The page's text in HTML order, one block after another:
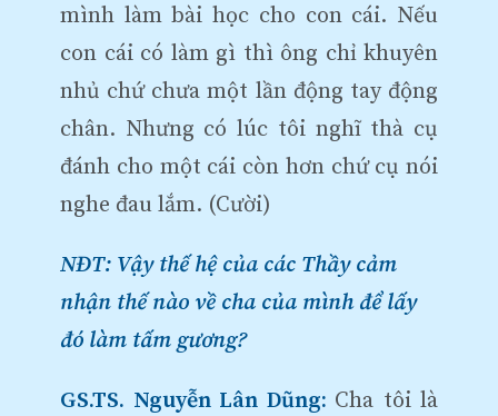
mình làm bài học cho con cái. Nếu
con cái có làm gì thì ông chỉ khuyên
nhủ chứ chưa một lần động tay động
chân. Nhưng có lúc tôi nghĩ thà cụ
đánh cho một cái còn hơn chứ cụ nói
nghe đau lắm. (Cười)
NĐT: Vậy thế hệ của các Thầy cảm
nhận thế nào về cha của mình để lấy
đó làm tấm gương?
GS.TS. Nguyễn Lân Dũng: Cha tôi là